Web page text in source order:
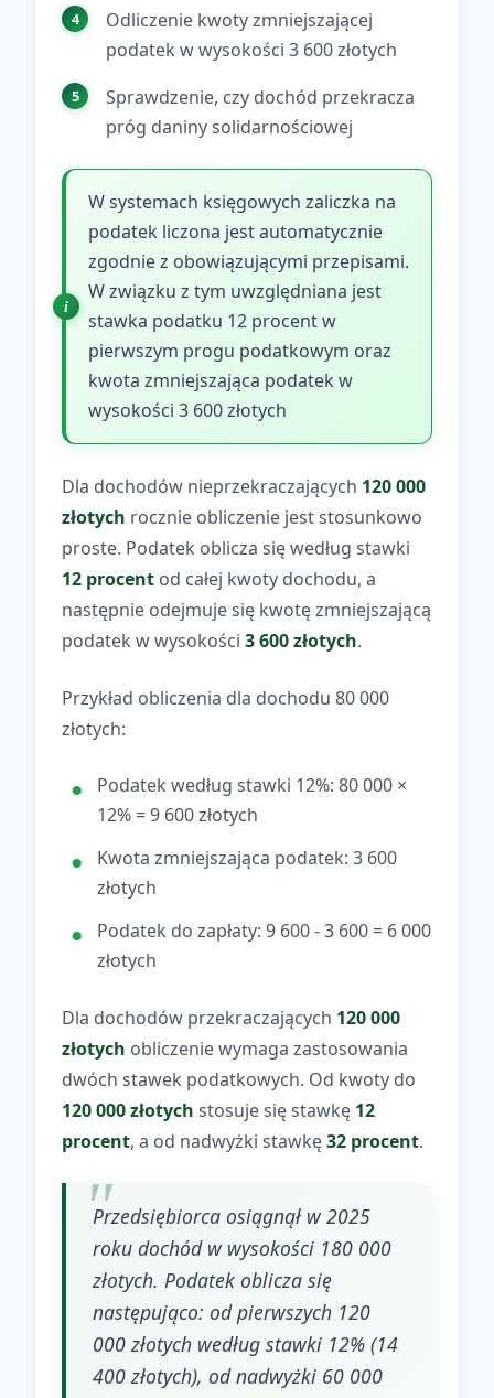
Odliczenie kwoty zmniejszającej
podatek w wysokości 3 600 złotych
Sprawdzenie, czy dochód przekracza
próg daniny solidarnościowej
W systemach księgowych zaliczka na
podatek liczona jest automatycznie
zgodnie z obowiązującymi przepisami.
W związku z tym uwzględniana jest
stawka podatku 12 procent w
pierwszym progu podatkowym oraz
kwota zmniejszająca podatek w
wysokości 3 600 złotych
Dla dochodów nieprzekraczających 120 000
złotych rocznie obliczenie jest stosunkowo
proste. Podatek oblicza się według stawki
12 procent od całej kwoty dochodu, a
następnie odejmuje się kwotę zmniejszającą
podatek w wysokości 3 600 złotych.
Przykład obliczenia dla dochodu 80 000
złotych:
Podatek według stawki 12%: 80 000 ×
12% = 9 600 złotych
Kwota zmniejszająca podatek: 3 600
złotych
Podatek do zapłaty: 9 600 - 3 600 = 6 000
złotych
Dla dochodów przekraczających 120 000
złotych obliczenie wymaga zastosowania
dwóch stawek podatkowych. Od kwoty do
120 000 złotych stosuje się stawkę 12
procent, a od nadwyżki stawkę32 procent.
Przedsiębiorca osiągnął w 2025
roku dochód w wysokości 180 000
złotych. Podatek oblicza się
następująco: od pierwszych 120
000 złotych według stawki 12% (14
400 złotych), od nadwyżki 60 000